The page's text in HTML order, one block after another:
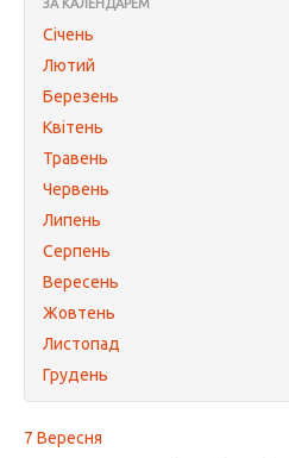
ЗА КАЛЕНДАРЕМ
Січень
Лютий
Березень
Квітень
Травень
Червень
Липень
Серпень
Вересень
Жовтень
Листопад
Грудень
7 Вересня